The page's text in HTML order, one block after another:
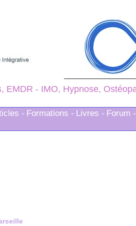
EMDR - IMO, Hypnose,
- Formations - Livres - Forum -